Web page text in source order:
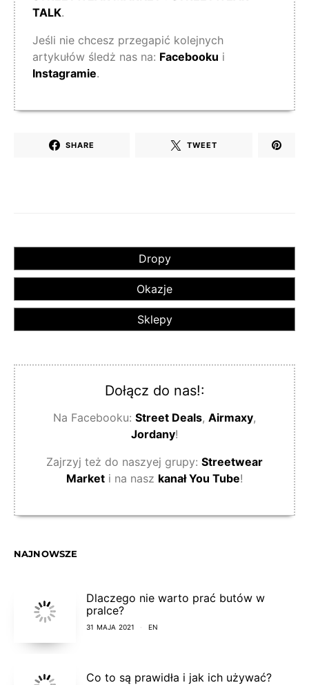
TALK.
Jeśli nie chcesz przegapić kolejnych
artykułów śledż nas na: Facebooku i
Instagramie.
SHARE TWEET
Dropy
Okazje
Sklepy
Dołącz do nas!:
Na Facebooku: Street Deals, Airmaxy,
Jordany!
Zajrzyj też do naszyej grupy: Streetwear
Market i na nasz kanał You Tube!
NAJNOWSZE
Dlaczego nie warto prać butów w
pralce?
31 MAJA 2021 EN
Co to są prawidła i jak ich używać?